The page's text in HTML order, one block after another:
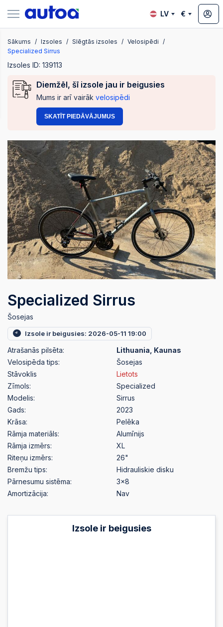
LV €
Sākums Izsoles Slēgtās izsoles
Velosipēdi
Specialized Sirrus
Izsoles ID: 139113
Diemžēl, šī izsole jau ir beigusies
Mums ir arī vairāk velosipēdi
SKATĪT PIEDĀVĀJUMUS
Specialized Sirrus
Šosejas
Izsole ir beigusies: 2026-05-11 19:00
Atrašanās pilsēta:
Lithuania, Kaunas
Velosipēda tips:
Šosejas
Stāvoklis
Lietots
Zīmols:
Specialized
Modelis:
Sirrus
Gads:
2023
Krāsa:
Pelēka
Rāmja materiāls:
Alumīnijs
Rāmja izmērs:
XL
Riteņu izmērs:
26"
Bremžu tips:
Hidrauliskie disku
Pārnesumu sistēma:
3x8
Amortizācija:
Nav
Izsole ir beigusies